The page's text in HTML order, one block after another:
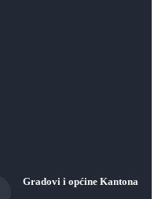
Gradovi i općine Kantona